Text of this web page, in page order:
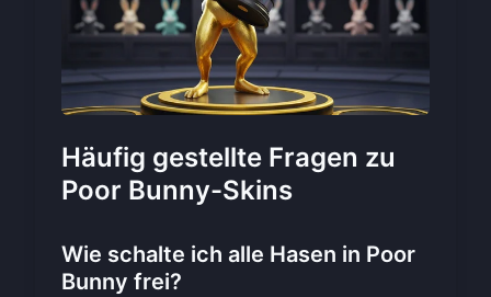
Häufig gestellte Fragen zu
Poor Bunny-Skins
Wie schalte ich alle Hasen in Poor
Bunny frei?